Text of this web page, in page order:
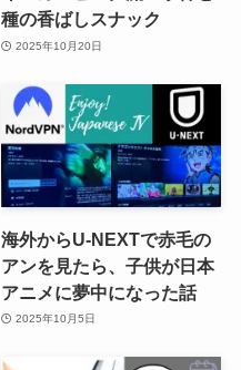
種の香ばしスナック
2025年10月20日
海外からU-NEXTで赤毛の
アンを見たら、子供が日本
アニメに夢中になった話
2025年10月5日